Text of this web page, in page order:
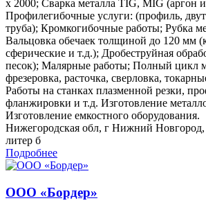
х 2000; Сварка металла TIG, MIG (аргон
Профилегибочные услуги: (профиль,
труба); Кромкогибочные работы; Рубка
Вальцовка обечаек толщиной до 120 мм
сферические и т.д.); Дробеструйная
песок); Малярные работы; Полный цикл
фрезеровка, расточка, сверловка,
Работы на станках плазменной резки,
фланжировки и т.д. Изготовление
Изготовление емкостного оборудования.
Нижегородская обл, г Нижний Новгород,
литер б
Подробнее
ООО «Бордер»